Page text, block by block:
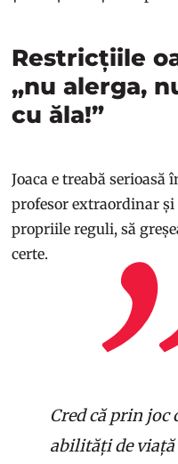
Restricțiile
„nu alerga,
cu ăla!”
Joaca e treabă serioasă
profesor extraordinar și
propriile reguli, să
certe.
Cred că prin joc
abilități de viață